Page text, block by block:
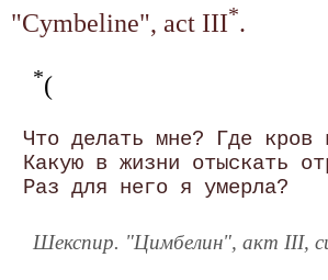
"Cymbeline", act III*.
*(
Что делать мне? Где
Какую в жизни отыскать
Шекспир. "Цимбелин", акт III,